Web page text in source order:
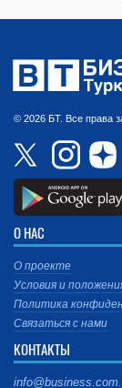
© 2026 БТ. Все права
О НАС
О проекте
Условия и
Политика
Связаться с нами
КОНТАКТЫ